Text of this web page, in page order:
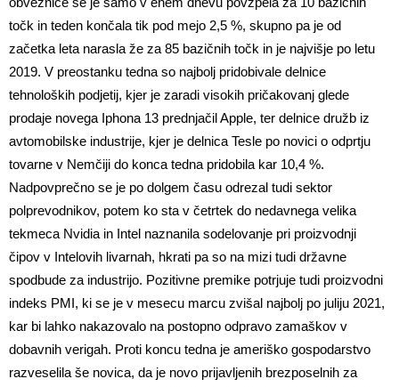
točk in teden končala tik pod mejo 2,5 %, skupno pa je od
začetka leta narasla že za 85 bazičnih točk in je najvišje po letu
2019. V preostanku tedna so najbolj pridobivale delnice
tehnoloških podjetij, kjer je zaradi visokih pričakovanj glede
prodaje novega Iphona 13 prednjačil Apple, ter delnice družb iz
avtomobilske industrije, kjer je delnica Tesle po novici o odprtju
tovarne v Nemčiji do konca tedna pridobila kar 10,4 %.
Nadpovprečno se je po dolgem času odrezal tudi sektor
polprevodnikov, potem ko sta v četrtek do nedavnega velika
tekmeca Nvidia in Intel naznanila sodelovanje pri proizvodnji
čipov v Intelovih livarnah, hkrati pa so na mizi tudi državne
spodbude za industrijo. Pozitivne premike potrjuje tudi proizvodni
indeks PMI, ki se je v mesecu marcu zvišal najbolj po juliju 2021,
kar bi lahko nakazovalo na postopno odpravo zamaškov v
dobavnih verigah. Proti koncu tedna je ameriško gospodarstvo
razveselila še novica, da je novo prijavljenih brezposelnih za